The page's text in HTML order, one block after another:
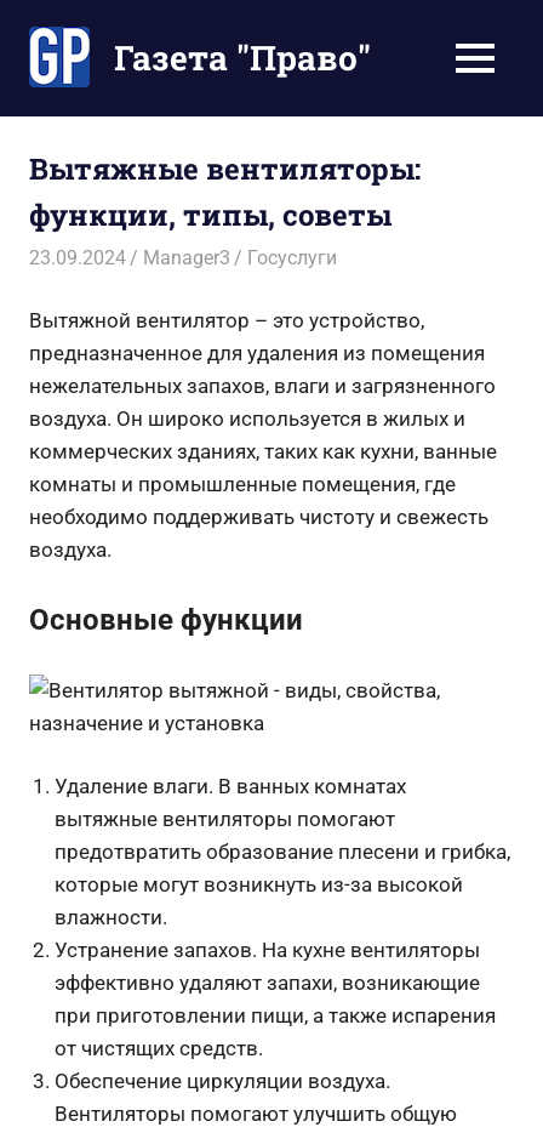
содержимомуГазета "Право"
Ваше
время
МЕНЮ
Вытяжные вентиляторы:
функции, типы, советы
23.09.2024 Manager3 Госуслуги
Вытяжной вентилятор – это устройство,
предназначенное для удаления из помещения
нежелательных запахов, влаги и загрязненного
воздуха. Он широко используется в жилых и
коммерческих зданиях, таких как кухни, ванные
комнаты и промышленные помещения, где
необходимо поддерживать чистоту и свежесть
воздуха.
Основные функции
Удаление влаги. В ванных комнатах
вытяжные вентиляторы помогают
предотвратить образование плесени и грибка,
которые могут возникнуть из-за высокой
влажности.
Устранение запахов. На кухне вентиляторы
эффективно удаляют запахи, возникающие
при приготовлении пищи, а также испарения
от чистящих средств.
Обеспечение циркуляции воздуха.
Вентиляторы помогают улучшить общую